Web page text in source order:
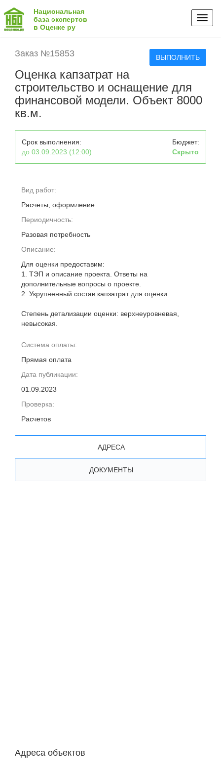
Национальная
база экспертов
в Оценке ру
Заказ №15853 ВЫПОЛНИТЬ
Оценка капзатрат на
строительство и оснащение для
финансовой модели. Объект 8000
кв.м.
Срок выполнения:
до 03.09.2023 (12:00)
Бюджет:
Скрыто
Вид работ:
Расчеты, оформление
Периодичность:
Разовая потребность
Описание:
Для оценки предоставим:
1. ТЭП и описание проекта. Ответы на
дополнительные вопросы о проекте.
2. Укрупненный состав капзатрат для оценки.
Степень детализации оценки: верхнеуровневая,
невысокая.
Система оплаты:
Прямая оплата
Дата публикации:
01.09.2023
Проверка:
Расчетов
АДРЕСА
ДОКУМЕНТЫ
Адреса объектов